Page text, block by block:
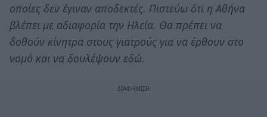
οποίες δεν έγιναν αποδεκτές. Πιστεύω ότι η Αθήνα
βλέπει με αδιαφορία την Ηλεία. Θα πρέπει να
δοθούν κίνητρα στους γιατρούς για να έρθουν στο
νομό και να δουλέψουν εδώ.